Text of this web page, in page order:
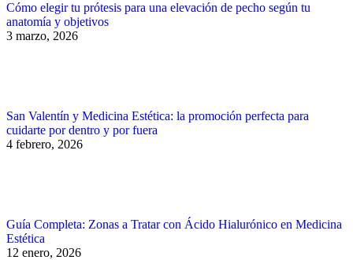
Cómo elegir tu prótesis para una elevación de pecho según tu
anatomía y objetivos
3 marzo, 2026
San Valentín y Medicina Estética: la promoción perfecta para
cuidarte por dentro y por fuera
4 febrero, 2026
Guía Completa: Zonas a Tratar con Ácido Hialurónico en Medicina
Estética
12 enero, 2026